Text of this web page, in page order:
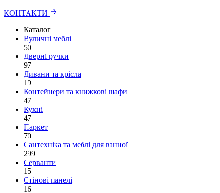
КОНТАКТИ
Каталог
Вуличні меблі
50
Дверні ручки
97
Дивани та крісла
19
Контейнери та книжкові шафи
47
Кухні
47
Паркет
70
Сантехніка та меблі для ванної
299
Серванти
15
Стінові панелі
16